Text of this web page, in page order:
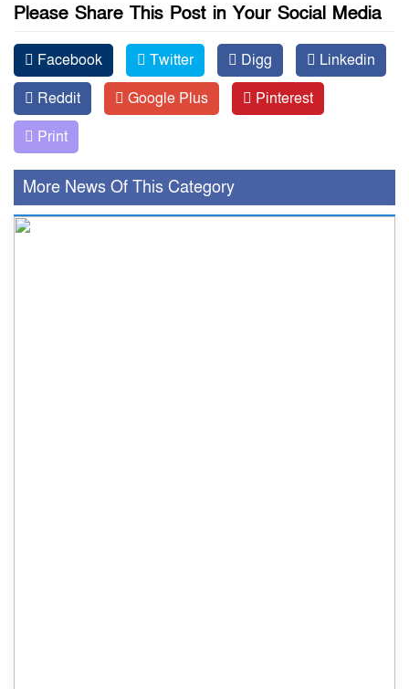
Please Share This Post in Your Social Media
Facebook Twitter Digg
Linkedin
Reddit
Google Plus
Pinterest
Print
More News Of This Category